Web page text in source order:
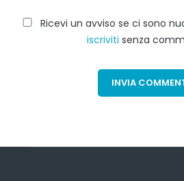
Ricevi un avviso se ci sono
iscriviti senza